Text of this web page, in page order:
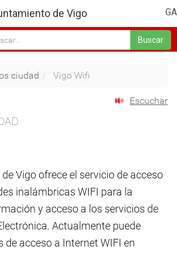
GA
de Vigo
Buscar
ciudad Vigo Wifi
Escuchar
Vigo ofrece el servicio de acceso
inalámbricas WIFI para la
y acceso a los servicios de
Actualmente puede
acceso a Internet WIFI en